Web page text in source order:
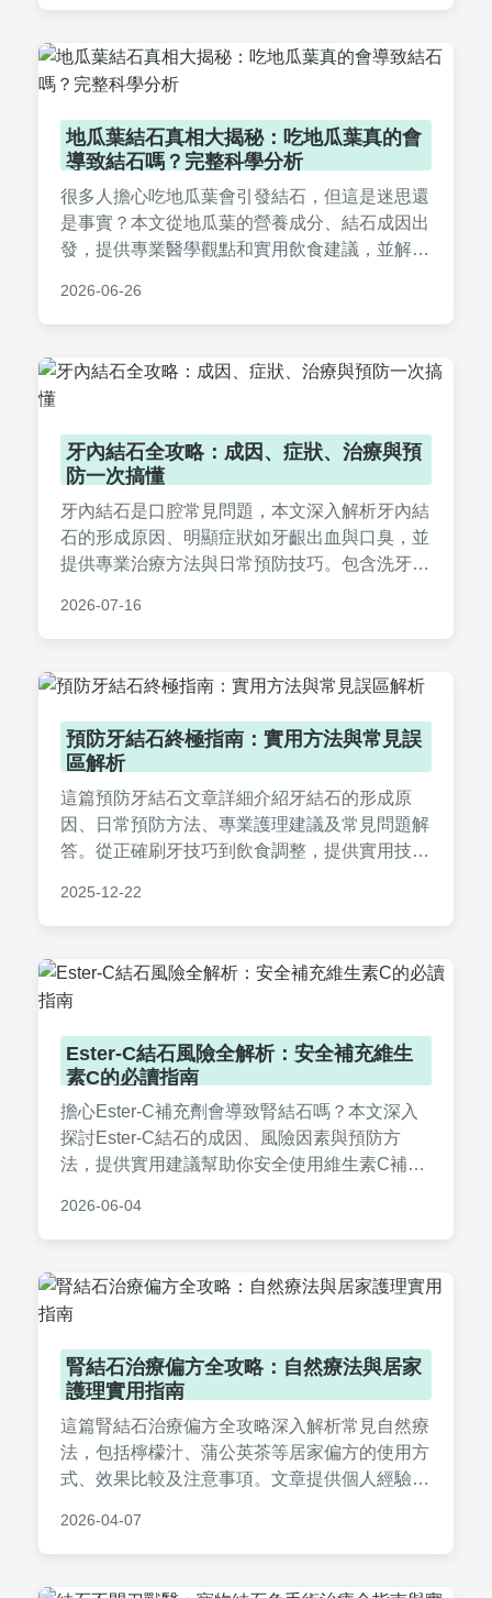
地瓜葉結石真相大揭秘：吃地瓜葉真的會
導致結石嗎？完整科學分析
很多人擔心吃地瓜葉會引發結石，但這是迷思還
是事實？本文從地瓜葉的營養成分、結石成因出
發，提供專業醫學觀點和實用飲食建議，並解答
險。內容涵蓋草酸含量分析、健康食用方法，以
及個人經驗分享，讓你一次搞懂地瓜葉結石的所
2026-06-26
牙內結石全攻略：成因、症狀、治療與預
防一次搞懂
牙內結石是口腔常見問題，本文深入解析牙內結
石的形成原因、明顯症狀如牙齦出血與口臭，並
提供專業治療方法與日常預防技巧。包含洗牙費
徹底解決牙內結石困擾，維護牙齒健康。
2026-07-16
預防牙結石終極指南：實用方法與常見誤
區解析
這篇預防牙結石文章詳細介紹牙結石的形成原
因、日常預防方法、專業護理建議及常見問題解
答。從正確刷牙技巧到飲食調整，提供實用技巧
有關心牙齒保健的台灣讀者。
2025-12-22
Ester-C結石風險全解析：安全補充維生
素C的必讀指南
擔心Ester-C補充劑會導致腎結石嗎？本文深入
探討Ester-C結石的成因、風險因素與預防方
法，提供實用建議幫助你安全使用維生素C補充
2026-06-04
腎結石治療偏方全攻略：自然療法與居家
護理實用指南
這篇腎結石治療偏方全攻略深入解析常見自然療
法，包括檸檬汁、蒲公英茶等居家偏方的使用方
式、效果比較及注意事項。文章提供個人經驗分
提醒何時該尋求專業醫療協助。內容實用易懂，
適合有腎結石困擾的讀者參考。
2026-04-07